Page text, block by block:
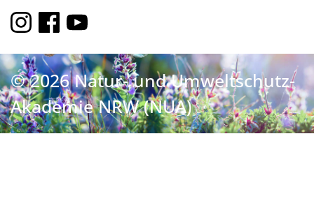
© 2026 Natur- und Umweltschutz-
Akademie NRW (NUA)